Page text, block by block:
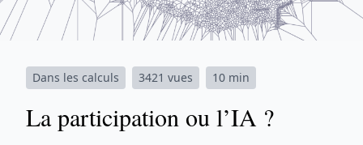
Dans les calculs 3421 vues 10 min
La participation ou l’IA ?